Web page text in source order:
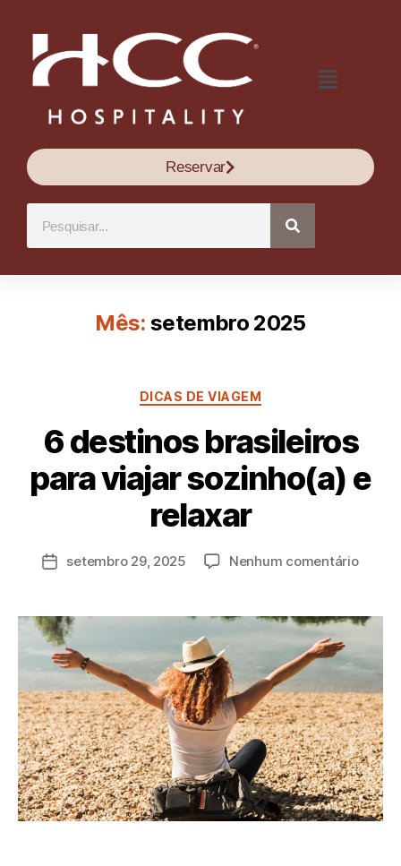
Reservar
Mês: setembro 2025
DICAS DE VIAGEM
6 destinos brasileiros
para viajar sozinho(a) e
relaxar
P
o
r
d
setembro 29, 2025 Nenhum comentário